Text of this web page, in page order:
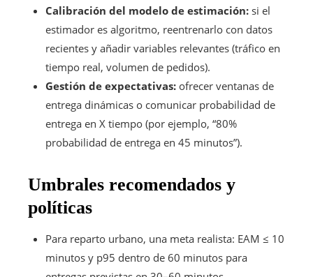
Calibración del modelo de estimación: si el
estimador es algoritmo, reentrenarlo con datos
recientes y añadir variables relevantes (tráfico en
tiempo real, volumen de pedidos).
Gestión de expectativas: ofrecer ventanas de
entrega dinámicas o comunicar probabilidad de
entrega en X tiempo (por ejemplo, “80%
probabilidad de entrega en 45 minutos”).
Umbrales recomendados y
políticas
Para reparto urbano, una meta realista: EAM ≤ 10
minutos y p95 dentro de 60 minutos para